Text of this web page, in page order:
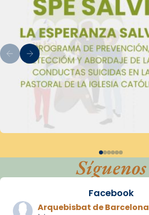
Síguenos
Facebook
Arquebisbat de Barcelona